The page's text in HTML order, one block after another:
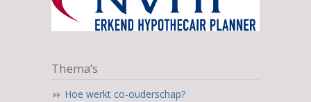
Thema’s
Hoe werkt co-ouderschap?